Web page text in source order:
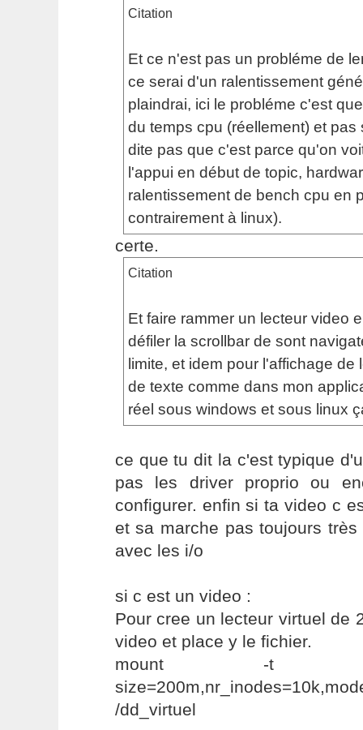
Citation
Et ce n'est pas un probléme de
ce serai d'un ralentissement
plaindrai, ici le probléme c'est
du temps cpu (réellement) et pas
dite pas que c'est parce qu'on
l'appui en début de topic,
ralentissement de bench cpu en
contrairement à linux).
certe.
Citation
Et faire rammer un lecteur video
défiler la scrollbar de sont
limite, et idem pour l'affichage de
de texte comme dans mon
réel sous windows et sous linux
ce que tu dit la c'est typique
pas les driver proprio ou
configurer. enfin si ta video c
et sa marche pas toujours
avec les i/o
si c est un video :
Pour cree un lecteur virtuel de
video et place y le fichier.
mount -t
/dd_virtuel